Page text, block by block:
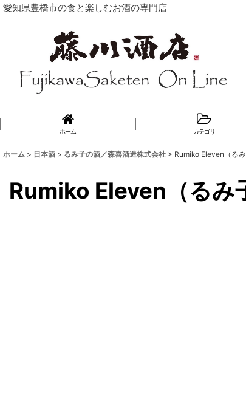
愛知県豊橋市の食と楽しむお酒の専門店
ホーム カテゴリ
ホーム > 日本酒 > るみ子の酒／森喜酒造株式会社 > Rumiko Eleven（
Rumiko Eleven（る